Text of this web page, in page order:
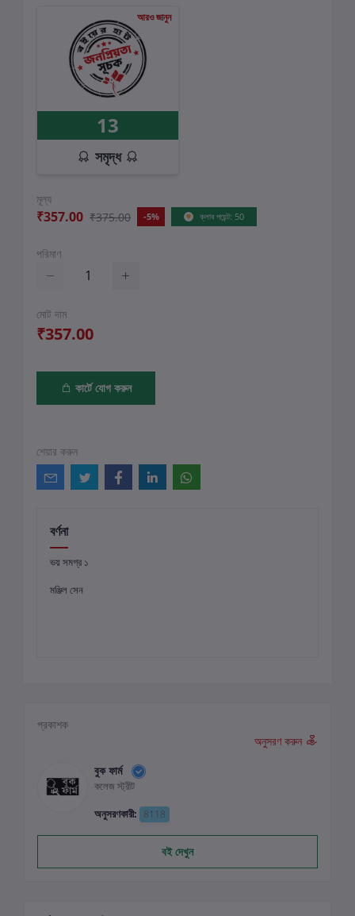
আরও জানুন
13
সমৃদ্ধ
মূল্য
₹357.00 ₹375.00 -5% ক্লাব পয়েন্ট: 50
পরিমাণ
মোট দাম
₹357.00
কার্টে যোগ করুন
শেয়ার করুন
বর্ণনা
ভয় সমগ্র ১
মঞ্জিল সেন
প্রকাশক
অনুসরণ করুন
বুক ফার্ম
কলেজ স্ট্রীট
অনুসরণকারী: 8118
বই দেখুন